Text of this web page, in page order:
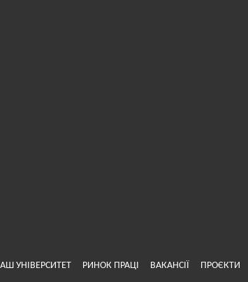
УНІВЕРСИТЕТ РИНОК ПРАЦІ ВАКАНСІЇ ПРОЄКТИ